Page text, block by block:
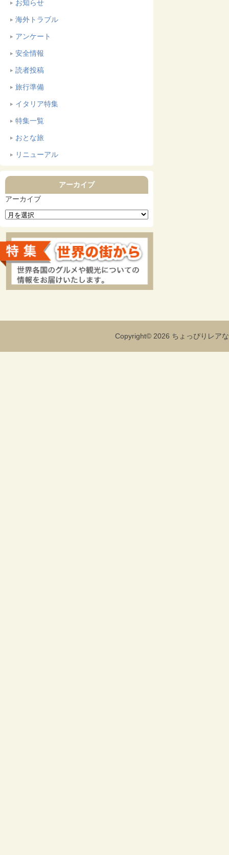
お知らせ
海外トラブル
アンケート
安全情報
読者投稿
旅行準備
イタリア特集
特集一覧
おとな旅
リニューアル
アーカイブ
アーカイブ
Copyright© 2026 ちょっぴりレ